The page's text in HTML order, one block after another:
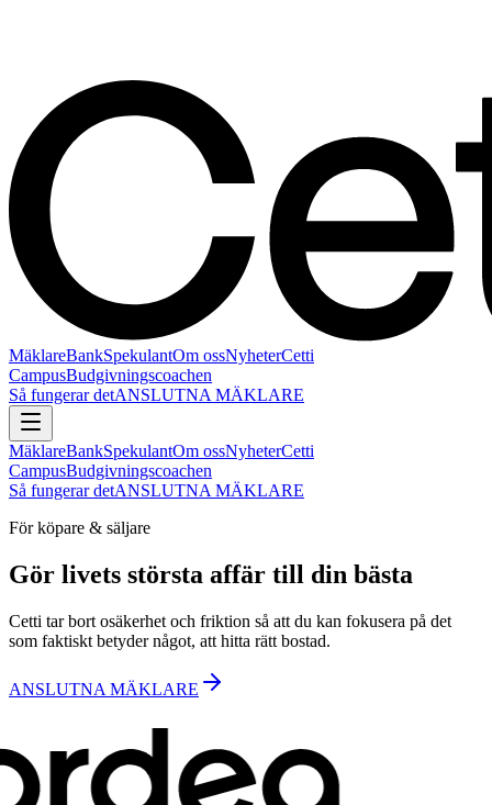
MäklareBankSpekulantOm ossNyheterCetti
CampusBudgivningscoachen
Så fungerar detANSLUTNA MÄKLARE
MäklareBankSpekulantOm ossNyheterCetti
CampusBudgivningscoachen
Så fungerar detANSLUTNA MÄKLARE
För köpare & säljare
Gör livets största affär till din bästa
Cetti tar bort osäkerhet och friktion så att du kan fokusera på det
som faktiskt betyder något, att hitta rätt bostad.
ANSLUTNA MÄKLARE